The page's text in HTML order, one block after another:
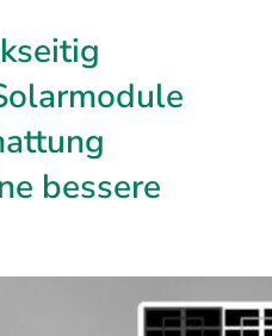
bessere